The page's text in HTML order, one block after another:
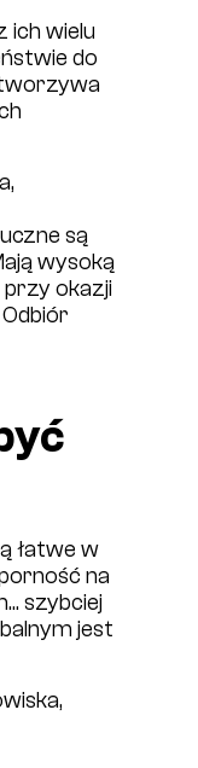
ich wielu
do
są
wysoką
okazji
łatwe w
na
szybciej
jest